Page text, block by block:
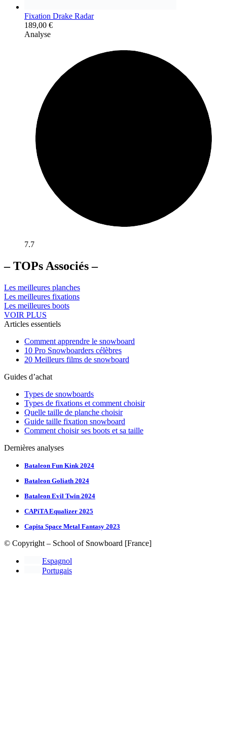
Fixation Drake Radar
189,00 €
Analyse
7.7
– TOPs Associés –
Les meilleures planches
Les meilleures fixations
Les meilleures boots
VOIR PLUS
Articles essentiels
Comment apprendre le snowboard
10 Pro Snowboarders célèbres
20 Meilleurs films de snowboard
Guides d’achat
Types de snowboards
Types de fixations et comment choisir
Quelle taille de planche choisir
Guide taille fixation snowboard
Comment choisir ses boots et sa taille
Dernières analyses
Bataleon Fun Kink 2024
Bataleon Goliath 2024
Bataleon Evil Twin 2024
CAPiTA Equalizer 2025
Capita Space Metal Fantasy 2023
© Copyright – School of Snowboard [France]
Espagnol
Portugais